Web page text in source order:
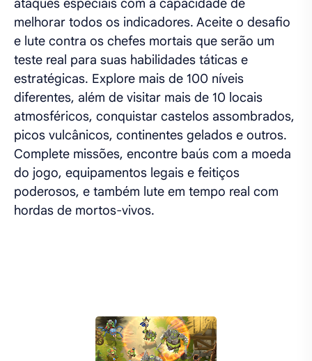
ataques especiais com a capacidade de
melhorar todos os indicadores. Aceite o desafio
e lute contra os chefes mortais que serão um
teste real para suas habilidades táticas e
estratégicas. Explore mais de 100 níveis
diferentes, além de visitar mais de 10 locais
atmosféricos, conquistar castelos assombrados,
picos vulcânicos, continentes gelados e outros.
Complete missões, encontre baús com a moeda
do jogo, equipamentos legais e feitiços
poderosos, e também lute em tempo real com
hordas de mortos-vivos.